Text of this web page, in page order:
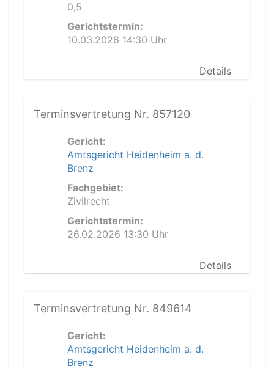
0,5
Gerichtstermin:
10.03.2026 14:30 Uhr
Details
Terminsvertretung Nr. 857120
Gericht:
Amtsgericht Heidenheim a. d.
Brenz
Fachgebiet:
Zivilrecht
Gerichtstermin:
26.02.2026 13:30 Uhr
Details
Terminsvertretung Nr. 849614
Gericht:
Amtsgericht Heidenheim a. d.
Brenz